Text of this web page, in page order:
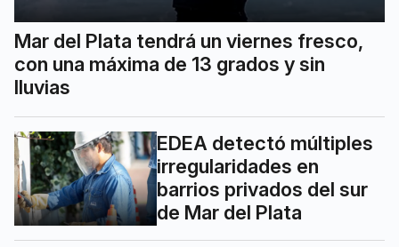
Mar del Plata tendrá un viernes fresco,
con una máxima de 13 grados y sin
lluvias
EDEA detectó múltiples
irregularidades en
barrios privados del sur
de Mar del Plata